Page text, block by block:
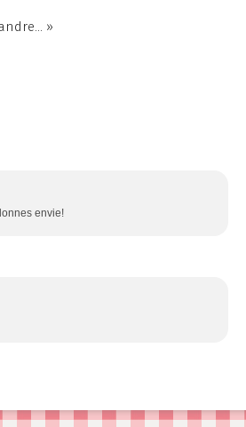
»
envie!